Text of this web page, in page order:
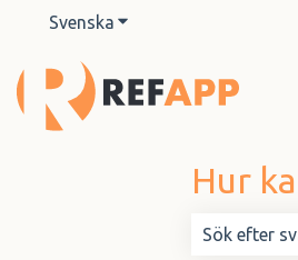
Svenska Visa undermenyer för
Hur